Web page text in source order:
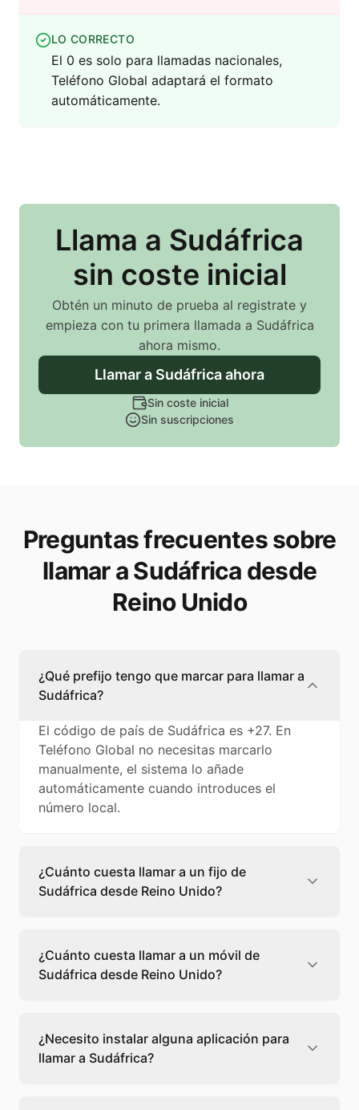
LO CORRECTO
El 0 es solo para llamadas nacionales,
Teléfono Global adaptará el formato
automáticamente.
Llama a Sudáfrica
sin coste inicial
Obtén un minuto de prueba al registrate y
empieza con tu primera llamada a Sudáfrica
ahora mismo.
Llamara Sudáfricaahora
Sin coste inicial
Sin suscripciones
Preguntas frecuentes sobre
llamar a Sudáfrica desde
Reino Unido
¿Qué prefijo tengo que marcar para llamar a
Sudáfrica?
El código de país de Sudáfrica es +27. En
Teléfono Global no necesitas marcarlo
manualmente, el sistema lo añade
automáticamente cuando introduces el
número local.
¿Cuánto cuesta llamar a un fijo de
Sudáfrica desde Reino Unido?
Unido cuesta 0,85 €/min con Teléfono Global.
Verás el precio exacto antes de marcar para
que sepas qué vas a gastar.
¿Cuánto cuesta llamar a un móvil de
Sudáfrica desde Reino Unido?
Unido cuesta 0,67 €/min con Teléfono Global.
Pagas solo los minutos que hablas, sin cuotas
ni permanencia.
¿Necesito instalar alguna aplicación para
llamar a Sudáfrica?